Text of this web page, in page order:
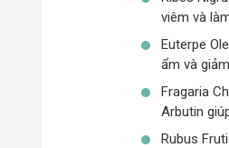
viêm và
Euterpe
ẩm và
Fragaria
Arbutin
Rubus